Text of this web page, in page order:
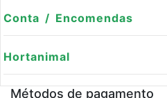
Conta / Encomendas
Hortanimal
Métodos de pagamento